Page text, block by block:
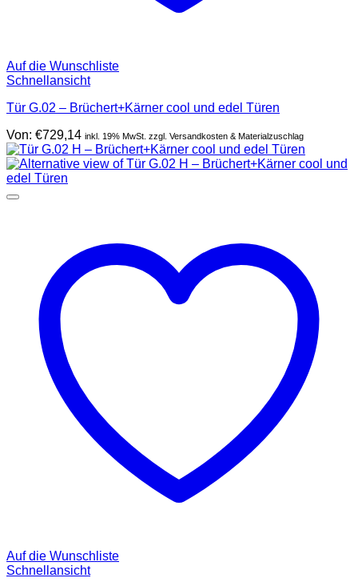
Auf die Wunschliste
Schnellansicht
Tür G.02 – Brüchert+Kärner cool und edel Türen
Von: €729,14 inkl. 19% MwSt. zzgl. Versandkosten & Materialzuschlag
Auf die Wunschliste
Schnellansicht